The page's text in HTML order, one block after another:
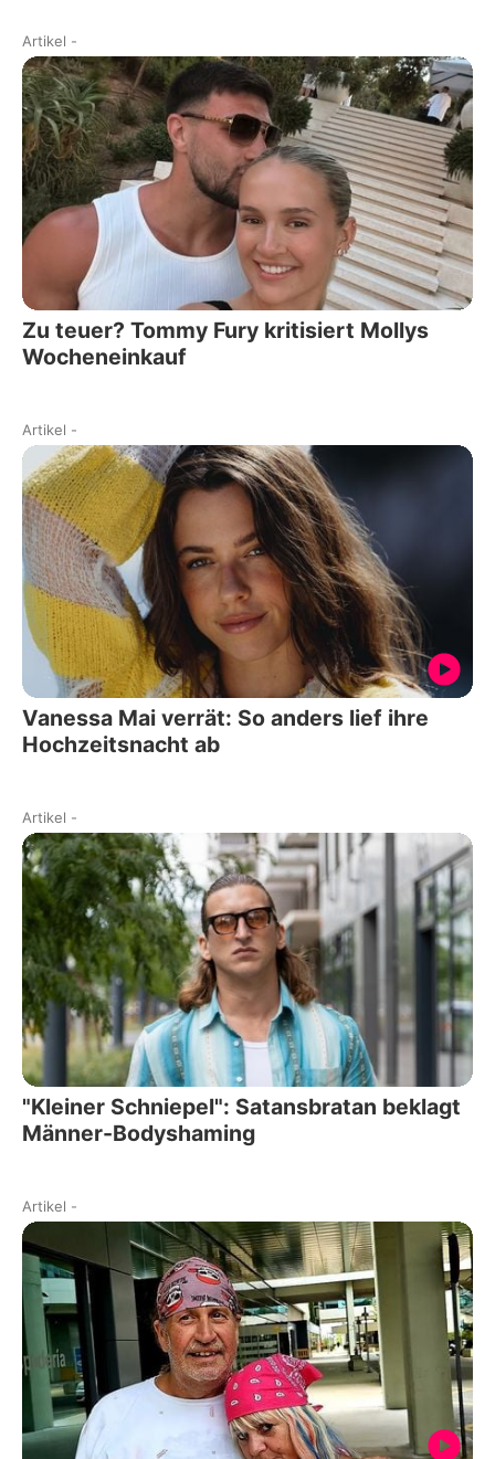
Artikel -
Zu teuer? Tommy Fury kritisiert Mollys
Wocheneinkauf
Artikel -
Vanessa Mai verrät: So anders lief ihre
Hochzeitsnacht ab
Artikel -
"Kleiner Schniepel": Satansbratan beklagt
Männer-Bodyshaming
Artikel -